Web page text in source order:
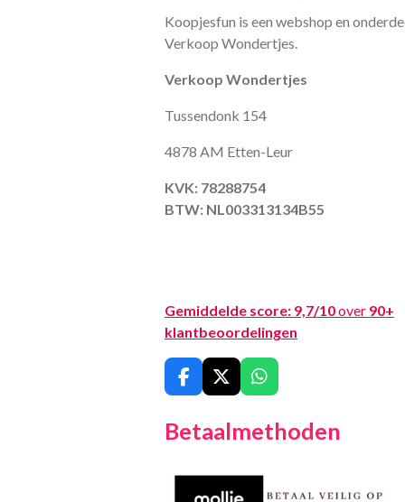
Koopjesfun is een webshop en
Verkoop Wondertjes.
Verkoop Wondertjes
Tussendonk 154
4878 AM Etten-Leur
KVK: 78288754
BTW: NL003313134B55
Gemiddelde score: 9,7/10over 90+
klantbeoordelingen
F
a
e
X
W
h
t
Betaalmethoden